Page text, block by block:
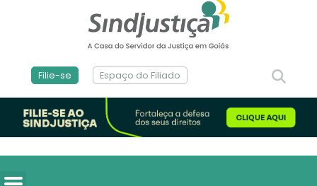
Filie-se Espaço do Filiado